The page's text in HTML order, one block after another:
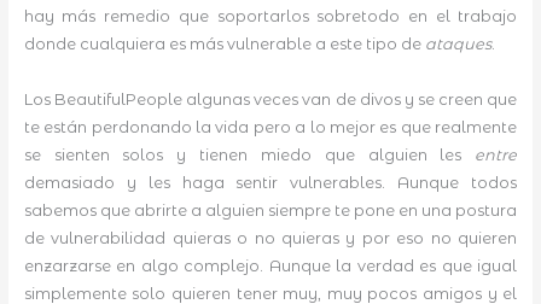
hay más remedio que soportarlos sobretodo en el trabajo
donde cualquiera es más vulnerable a este tipo de ataques.
Los BeautifulPeople algunas veces van de divos y se creen que
te están perdonando la vida pero a lo mejor es que realmente
se sienten solos y tienen miedo que alguien les entre
demasiado y les haga sentir vulnerables. Aunque todos
sabemos que abrirte a alguien siempre te pone en una postura
de vulnerabilidad quieras o no quieras y por eso no quieren
enzarzarse en algo complejo. Aunque la verdad es que igual
simplemente solo quieren tener muy, muy pocos amigos y el